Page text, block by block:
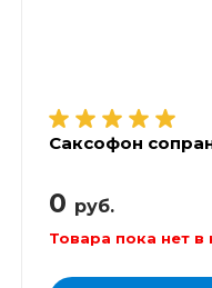
Саксофон
0 руб.
Товара пока нет в